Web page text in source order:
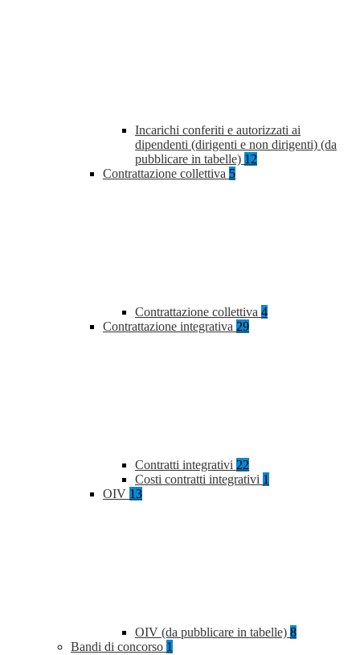
Incarichi conferiti e autorizzati ai
dipendenti (dirigenti e non dirigenti) (da
pubblicare in tabelle) 12
Contrattazione collettiva 5
Contrattazione collettiva 4
Contrattazione integrativa 29
Contratti integrativi 22
Costi contratti integrativi 1
OIV 13
OIV (da pubblicare in tabelle) 8
Bandi di concorso 1